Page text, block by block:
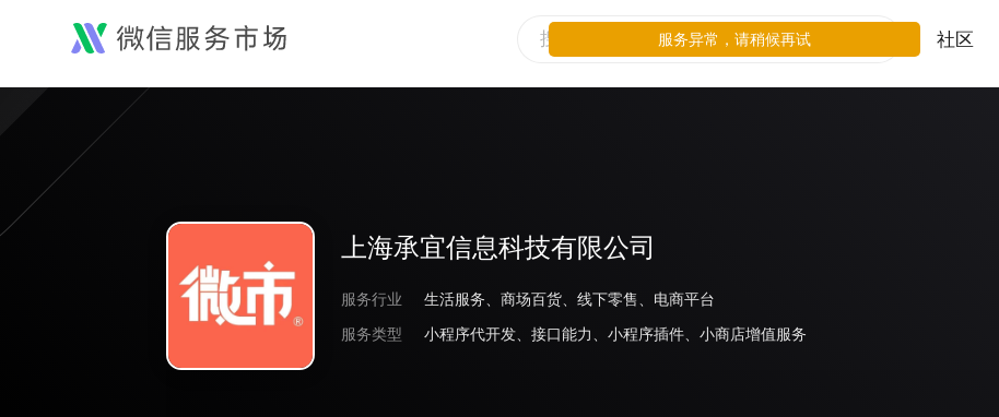
社区
上海承宜信息科技有限公司
服务行业
生活服务、商场百货、线下零售、电商平台
服务类型
小程序代开发、接口能力、小程序插件、小商店增值服务
服务异常，请稍候再试